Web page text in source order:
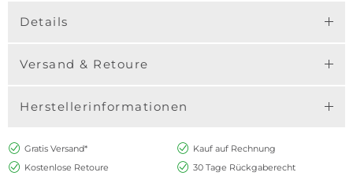
Details
Versand & Retoure
Herstellerinformationen
Gratis Versand*
Kauf auf Rechnung
Kostenlose Retoure
30 Tage Rückgaberecht